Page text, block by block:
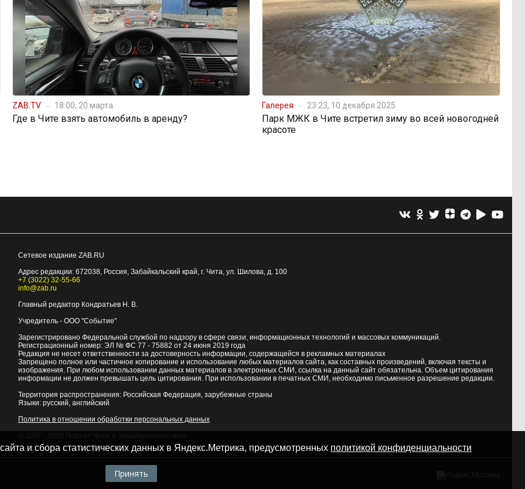
ZAB.TV 18:00, 20 марта
Где в Чите взять автомобиль в аренду?
Галерея 23:23, 10 декабря 2025
Парк МЖК в Чите встретил зиму во всей новогодней
красоте
Сетевое издание ZAB.RU
Адрес редакции: 672038, Россия, Забайкальский край, г. Чита, ул. Шилова, д. 100
+7 (3022) 32-55-66
info@zab.ru
Главный редактор Кондратьев Н. В.
Учредитель - ООО "Событие"
Зарегистрировано Федеральной службой по надзору в сфере связи, информационных технологий и массовых коммуникаций.
Регистрационный номер: ЭЛ № ФС 77 - 75882 от 24 июня 2019 года
Редакция не несет ответственности за достоверность информации, содержащейся в рекламных материалах
Запрещено полное или частичное копирование и использование любых материалов сайта, как составных произведений, включая тексты и
изображения. При любом использовании данных материалов в электронных СМИ, ссылка на данный сайт обязательна. Объем цитирования
информации не должен превышать цель цитирования. При использовании в печатных СМИ, необходимо письменное разрешение редакции.
Территория распространения: Российская Федерация, зарубежные страны
Языки: русский, английский
Политика в отношении обработки персональных данных
и сбора статистических данных в Яндекс.Метрика, предусмотренных политикой конфиденциальности
Принять